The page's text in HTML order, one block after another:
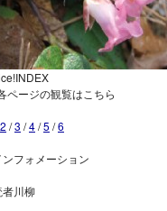
ページの観覧はこちら
2 /3 /4/5 /6
ンフォメーション
者川柳